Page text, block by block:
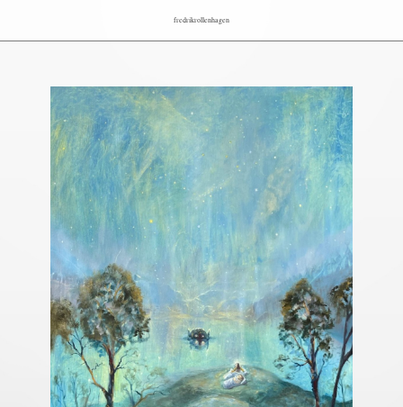
fredrikrollenhagen